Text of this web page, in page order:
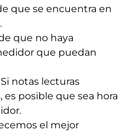
que se encuentra en
que no haya
que puedan
Si notas lecturas
posible que sea hora
el mejor